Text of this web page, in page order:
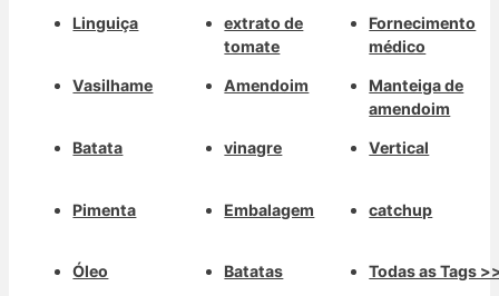
Linguiça
Vasilhame
Batata
Pimenta
Óleo
extrato de
tomate
Amendoim
vinagre
Embalagem
Batatas
Fornecimento
médico
Manteiga de
amendoim
Vertical
catchup
Todas as Tags